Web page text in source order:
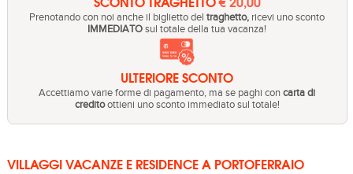
Prenotando con noi anche il biglietto deltraghetto, ricevi uno sconto
IMMEDIATOsul totale della tua vacanza!
ULTERIORE SCONTO
Accettiamo varie forme di pagamento, ma se paghi concarta di
creditoottieni uno sconto immediato sul totale!
VILLAGGI VACANZE E RESIDENCE A PORTOFERRAIO